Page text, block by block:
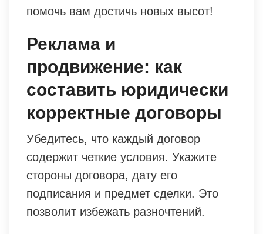
помочь вам достичь новых высот!
Реклама и
продвижение: как
составить юридически
корректные договоры
Убедитесь, что каждый договор
содержит четкие условия. Укажите
стороны договора, дату его
подписания и предмет сделки. Это
позволит избежать разночтений.